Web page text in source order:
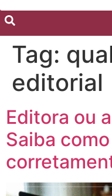
Tag:
editorial
Editora ou
Saiba